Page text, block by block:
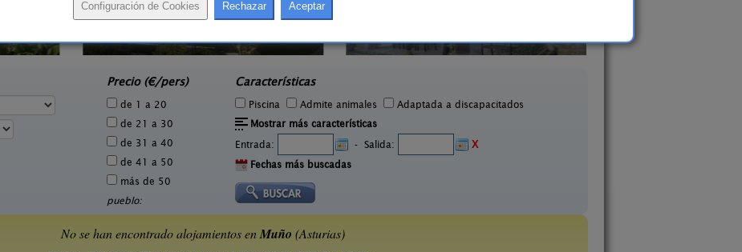
El Pajar de Pumarega
Precio (€/pers)
de 1 a 20
de 21 a 30
de 31 a 40
de 41 a 50
más de 50
pueblo:
Características
Piscina Admite animales
Adaptada a discapacitados
Mostrar más características
Entrada:
- Salida:
X
Fechas más buscadas
No se han encontrado alojamientos enMuño (Asturias)